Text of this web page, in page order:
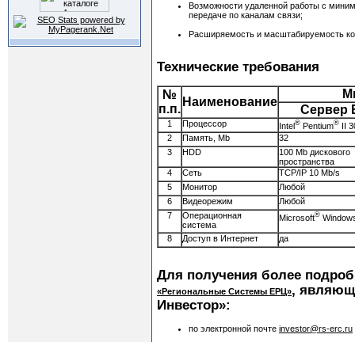
Возможности удаленной работы с
передаче по каналам связи;
Расширяемость и масштабируемость
Технические требования
№
п.п.
Наименование
Сервер
1 Процессор Intel® Pentium® II
2
Память, Mb
32
3
HDD
100 Mb дискового
пространства
4
Сеть
TCP/IP 10 Mb/s
5
Монитор
Любой
6
Видеорежим
Любой
7
Операционная
система
Microsoft®
8 Доступ в Интернет да
Для получения более
«Региональные Системы ЕРЦ»,
Инвестор»:
по электронной почте investor@rs-erc.ru